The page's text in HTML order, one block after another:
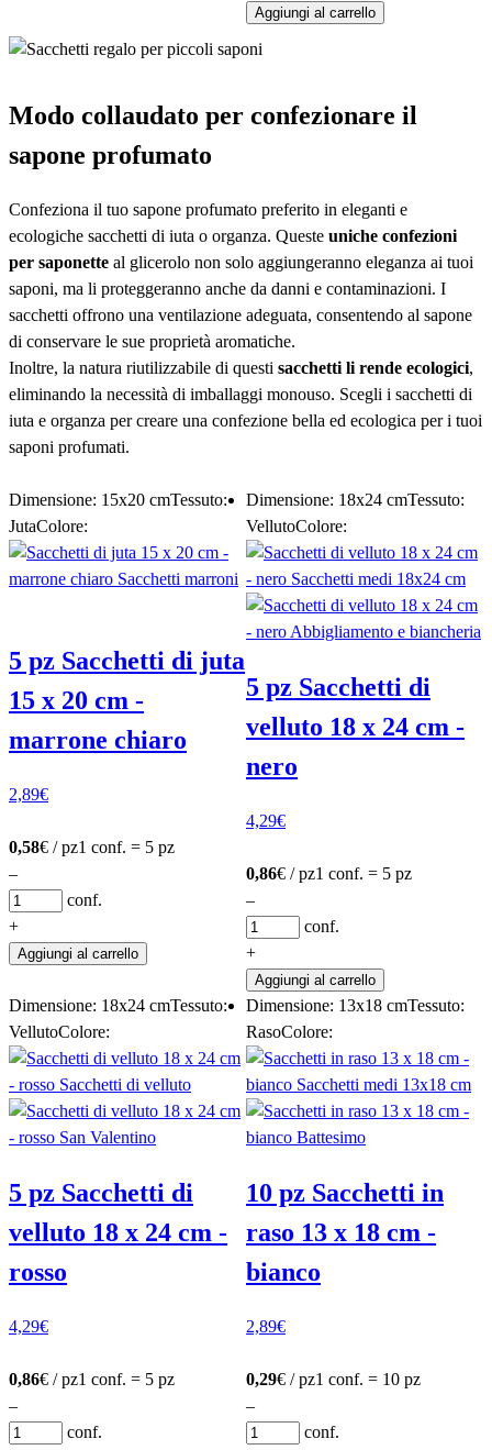
Aggiungi al carrello
Modo collaudato per confezionare il
sapone profumato
Confeziona il tuo sapone profumato preferito in eleganti e
ecologiche sacchetti di iuta o organza. Queste uniche confezioni
per saponette al glicerolo non solo aggiungeranno eleganza ai tuoi
saponi, ma li proteggeranno anche da danni e contaminazioni. I
sacchetti offrono una ventilazione adeguata, consentendo al sapone
di conservare le sue proprietà aromatiche.
Inoltre, la natura riutilizzabile di questi sacchetti li rende ecologici,
eliminando la necessità di imballaggi monouso. Scegli i sacchetti di
iuta e organza per creare una confezione bella ed ecologica per i tuoi
saponi profumati.
Dimensione: 15x20 cmTessuto:
JutaColore:
5 pz Sacchetti di juta
15 x 20 cm -
marrone chiaro
2,89€
0,58€ / pz1 conf. = 5 pz
–
conf.
+
Aggiungi al carrello
Dimensione: 18x24 cmTessuto:
VellutoColore:
5 pz Sacchetti di
velluto 18 x 24 cm -
nero
4,29€
0,86€ / pz1 conf. = 5 pz
–
conf.
+
Aggiungi al carrello
Dimensione: 18x24 cmTessuto:
VellutoColore:
5 pz Sacchetti di
velluto 18 x 24 cm -
rosso
4,29€
0,86€ / pz1 conf. = 5 pz
–
conf.
Dimensione: 13x18 cmTessuto:
RasoColore:
10 pz Sacchetti in
raso 13 x 18 cm -
bianco
2,89€
0,29€ / pz1 conf. = 10 pz
–
conf.